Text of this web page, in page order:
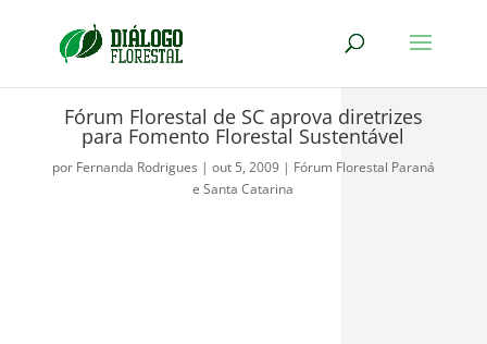
Fórum Florestal de SC aprova diretrizes
para Fomento Florestal Sustentável
por Fernanda Rodrigues | out 5, 2009| Fórum Florestal Paraná
e Santa Catarina